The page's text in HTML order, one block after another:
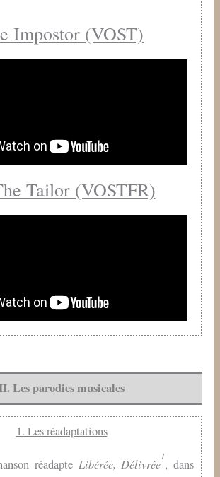
Impostor (VOST)
Tailor (VOSTFR)
Les parodies musicales
1. Les réadaptations
réadapte Libérée, Délivrée
1
, dans